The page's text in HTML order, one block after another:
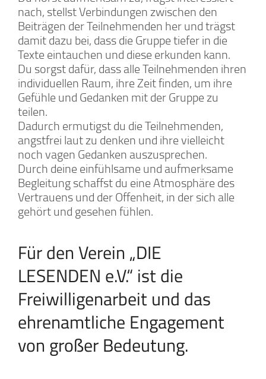
nach, stellst Verbindungen zwischen den
Beiträgen der Teilnehmenden her und trägst
damit dazu bei, dass die Gruppe tiefer in die
Texte eintauchen und diese erkunden kann.
Du sorgst dafür, dass alle Teilnehmenden ihren
individuellen Raum, ihre Zeit finden, um ihre
Gefühle und Gedanken mit der Gruppe zu
teilen.
Dadurch ermutigst du die Teilnehmenden,
angstfrei laut zu denken und ihre vielleicht
noch vagen Gedanken auszusprechen.
Durch deine einfühlsame und aufmerksame
Begleitung schaffst du eine Atmosphäre des
Vertrauens und der Offenheit, in der sich alle
gehört und gesehen fühlen.
Für den Verein „DIE
LESENDEN e.V.“ ist die
Freiwilligenarbeit und das
ehrenamtliche Engagement
von großer Bedeutung.